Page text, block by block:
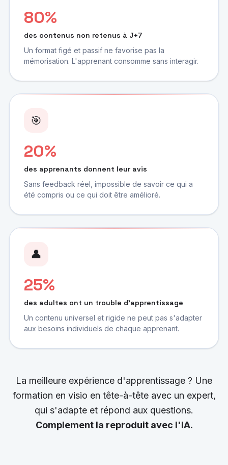
80%
des contenus non retenus à J+7
Un format figé et passif ne favorise pas la
mémorisation. L'apprenant consomme sans interagir.
🎯
20%
des apprenants donnent leur avis
Sans feedback réel, impossible de savoir ce qui a
été compris ou ce qui doit être amélioré.
👤
25%
des adultes ont un trouble d'apprentissage
Un contenu universel et rigide ne peut pas s'adapter
aux besoins individuels de chaque apprenant.
La meilleure expérience d'apprentissage ? Une
formation en visio en tête-à-tête avec un expert,
qui s'adapte et répond aux questions.
Complement la reproduit avec l'IA.